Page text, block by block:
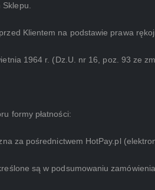
Klientem na podstawie prawa
1964 r. (Dz.U. nr 16, poz. 93 ze
formy płatności:
za pośrednictwem HotPay.pl
są w podsumowaniu zamówienia.